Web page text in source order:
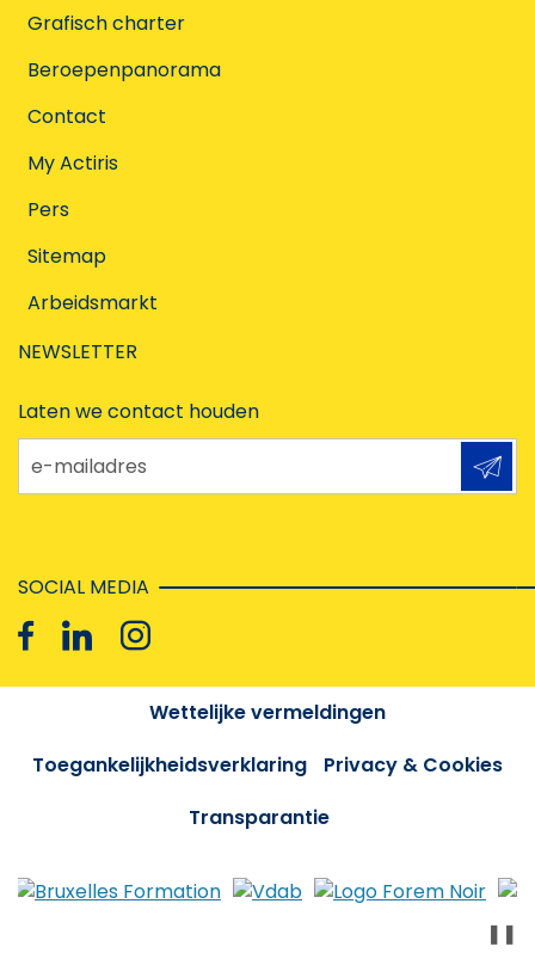
Grafisch charter
Beroepenpanorama
Contact
My Actiris
Pers
Sitemap
Arbeidsmarkt
NEWSLETTER
Laten we contact houden
e-mailadres
SOCIAL MEDIA
Wettelijke vermeldingen
Toegankelijkheidsverklaring
Privacy & Cookies
Transparantie
❚❚